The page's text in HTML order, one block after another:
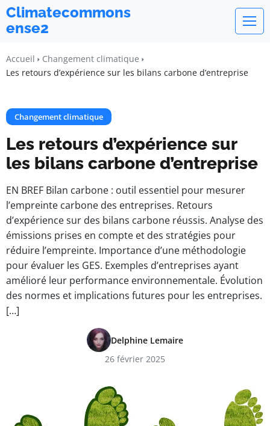
Climatecommons
ense2
Accueil
Changement climatique
Les retours d’expérience sur les bilans carbone d’entreprise
Changement climatique
Les retours d’expérience sur
les bilans carbone d’entreprise
EN BREF Bilan carbone : outil essentiel pour mesurer
l’empreinte carbone des entreprises. Retours
d’expérience sur des bilans carbone réussis. Analyse des
émissions prises en compte et des stratégies pour
réduire l’empreinte. Importance d’une méthodologie
pour évaluer les GES. Exemples d’entreprises ayant
amélioré leur performance environnementale. Évolution
des normes et implications futures pour les entreprises.
[…]
Delphine Lemaire
26 février 2025